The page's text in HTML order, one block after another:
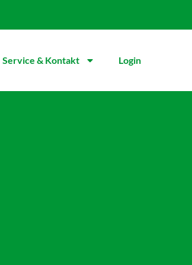
Service & Kontakt Login